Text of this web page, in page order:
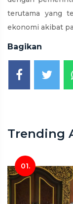
terutama yang
ekonomi akibat
Bagikan
Trending
01.